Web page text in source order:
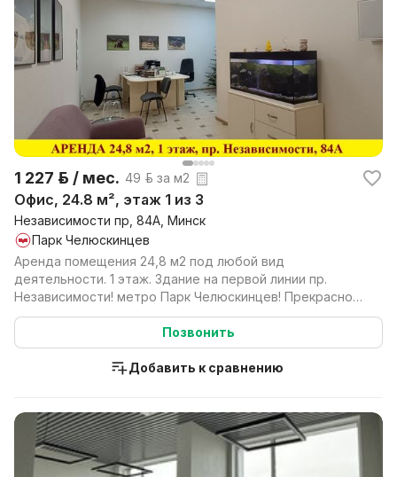
1 227 р. / мес. 49 р. за м2
Офис, 24.8 м², этаж 1 из 3
Независимости пр, 84А, Минск
Парк Челюскинцев
Аренда помещения 24,8 м2 под любой вид
деятельности. 1 этаж. Здание на первой линии пр.
Независимости! метро Парк Челюскинцев! Прекрасно
подойдет под ...
Позвонить
Добавить к сравнению